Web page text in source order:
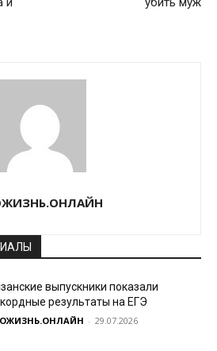
выпускники показали
результаты на ЕГЭ
- 29.07.2026